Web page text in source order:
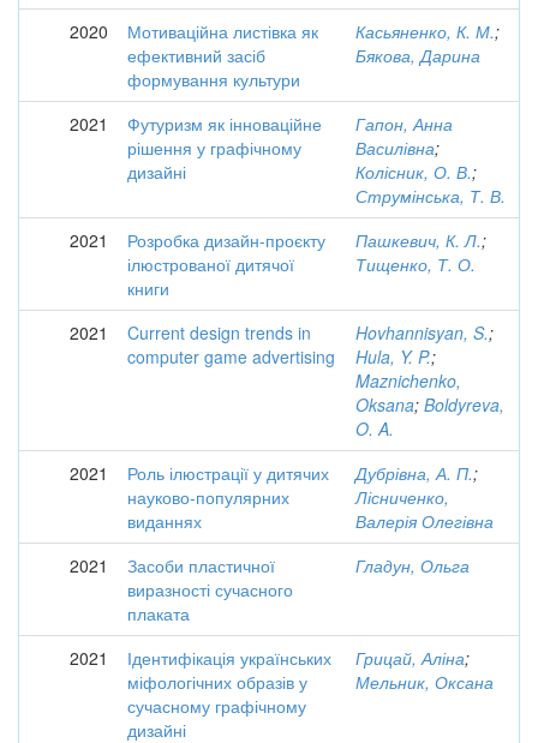
2020
Мотиваційна листівка як
ефективний засіб
формування культури
Касьяненко, К. М.;
Бякова, Дарина
2021
Футуризм як інноваційне
рішення у графічному
дизайні
Гапон, Анна
Василівна;
Колісник, О. В.;
Струмінська, Т. В.
2021
Розробка дизайн-проєкту
ілюстрованої дитячої
книги
Пашкевич, К. Л.;
Тищенко, Т. О.
2021
Current design trends in
computer game advertising
Hovhannisyan, S.;
Hula, Y. P.;
Maznichenko,
Oksana; Boldyreva,
O. A.
2021
Роль ілюстрації у дитячих
науково-популярних
виданнях
Дубрівна, А. П.;
Лісниченко,
Валерія Олегівна
2021
Засоби пластичної
виразності сучасного
плаката
Гладун, Ольга
2021
Ідентифікація українських
міфологічних образів у
сучасному графічному
дизайні
Грицай, Аліна;
Мельник, Оксана